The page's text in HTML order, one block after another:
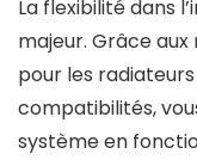
La flexibilité dans
majeur. Grâce
pour les
compatibilités,
système en